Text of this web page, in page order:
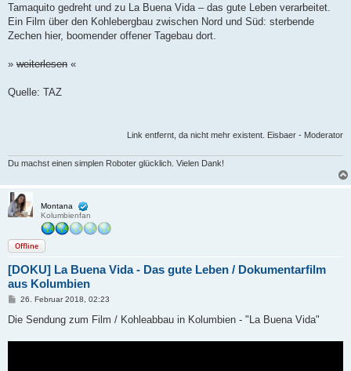
Tamaquito gedreht und zu La Buena Vida – das gute Leben verarbeitet.
Ein Film über den Kohlebergbau zwischen Nord und Süd: sterbende
Zechen hier, boomender offener Tagebau dort.
» weiterlesen «
Quelle: TAZ
Link entfernt, da nicht mehr existent. Eisbaer - Moderator
Du machst einen simplen Roboter glücklich. Vielen Dank!
Montana
Kolumbienfan
Offline
[DOKU] La Buena Vida - Das gute Leben / Dokumentarfilm
aus Kolumbien
B
i
26. Februar 2018, 02:23
Die Sendung zum Film / Kohleabbau in Kolumbien - "La Buena Vida"